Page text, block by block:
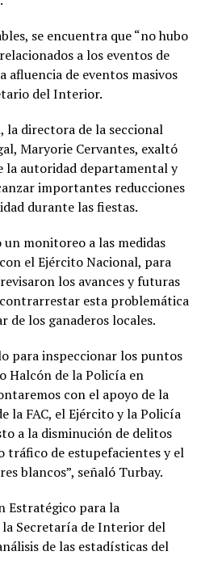
se encuentra que “no hubo
a los eventos de
afluencia de eventos masivos
del Interior.
la directora de la seccional
Maryorie Cervantes, exaltó
la autoridad departamental y
importantes reducciones
durante las fiestas.
monitoreo a las medidas
el Ejército Nacional, para
los avances y futuras
esta problemática
de los ganaderos locales.
para inspeccionar los puntos
Halcón de la Policía en
con el apoyo de la
la FAC, el Ejército y la Policía
a la disminución de delitos
tráfico de estupefacientes y el
blancos”, señaló Turbay.
Estratégico para la
la Secretaría de Interior del
de las estadísticas del